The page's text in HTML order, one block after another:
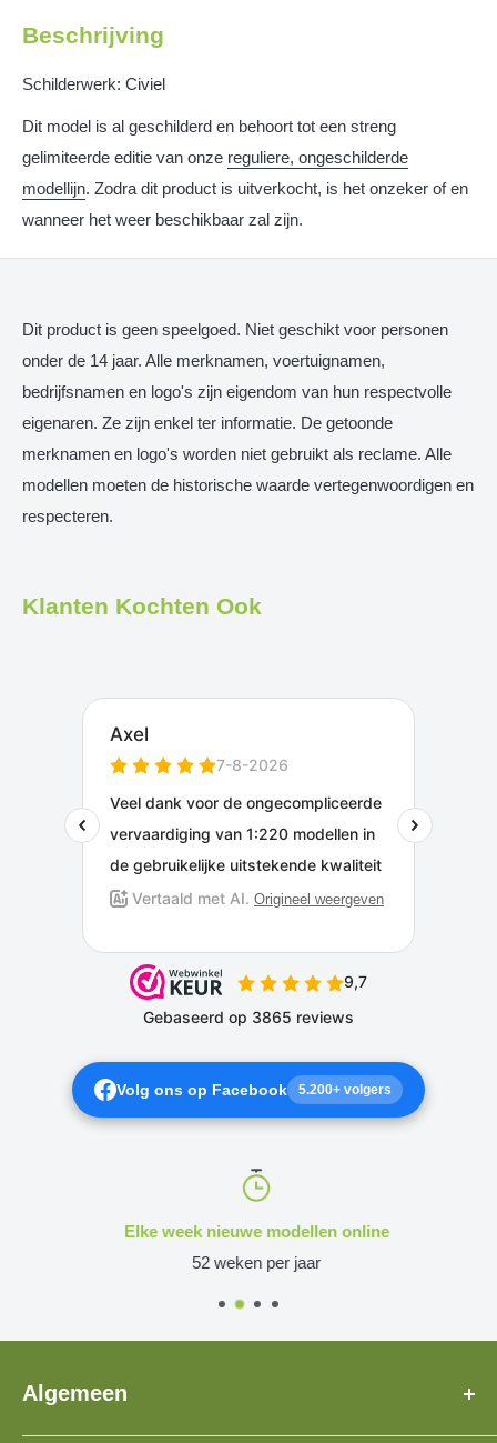
Beschrijving
Schilderwerk: Civiel
Dit model is al geschilderd en behoort tot een streng
gelimiteerde editie van onze reguliere, ongeschilderde
modellijn. Zodra dit product is uitverkocht, is het onzeker of en
wanneer het weer beschikbaar zal zijn.
Dit product is geen speelgoed. Niet geschikt voor personen
onder de 14 jaar. Alle merknamen, voertuignamen,
bedrijfsnamen en logo's zijn eigendom van hun respectvolle
eigenaren. Ze zijn enkel ter informatie. De getoonde
merknamen en logo's worden niet gebruikt als reclame. Alle
modellen moeten de historische waarde vertegenwoordigen en
respecteren.
Klanten Kochten Ook
Volg ons op Facebook 5.200+ volgers
Elke week nieuwe modellen online
52 weken per jaar
Algemeen